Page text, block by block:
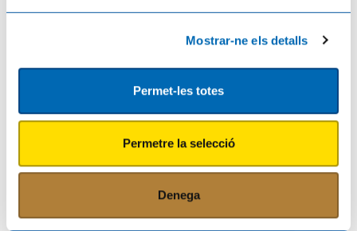
Mostrar-ne els detalls
Permet-les totes
Permetre la selecció
Denega
El ple d'Amposta debatrà una operació de crèdit de 3,5 MEUR que permetrà
impulsar prop de 8 milions en inversions